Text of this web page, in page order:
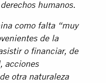
humanos.
como falta “muy
de la
o financiar, de
acciones
otra naturaleza